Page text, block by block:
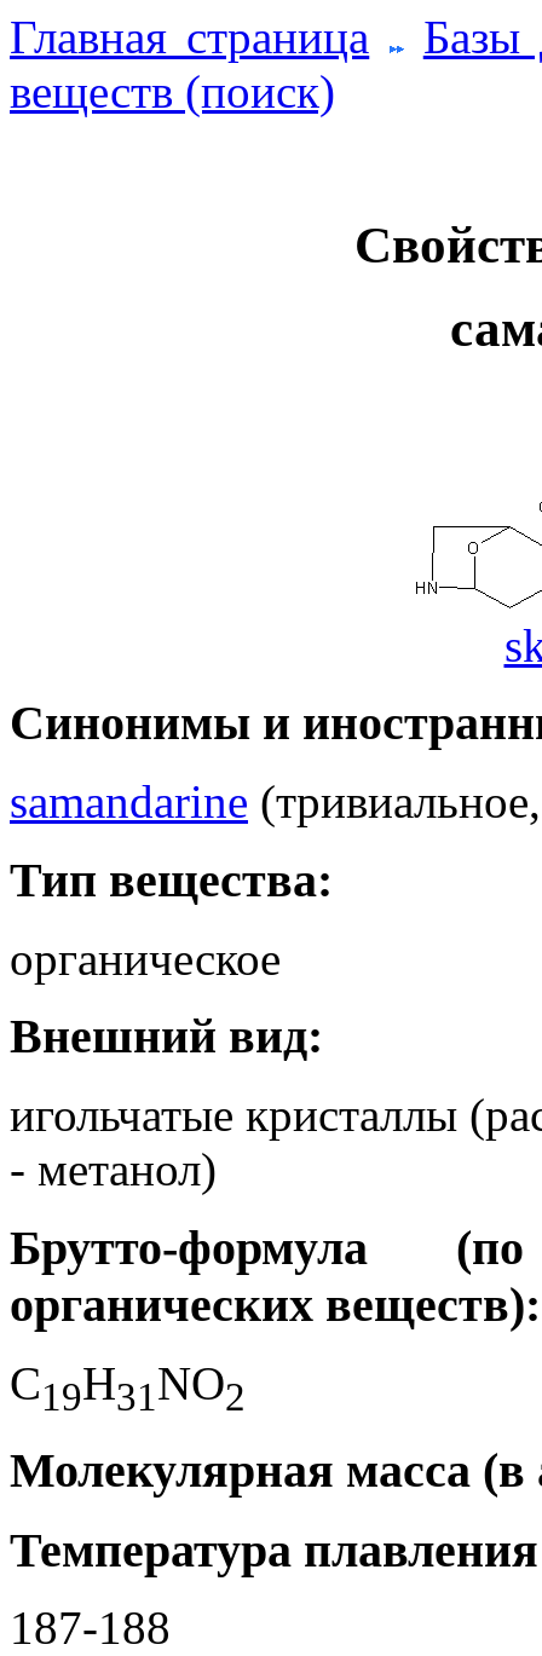
Главная страница
Базы
веществ (поиск)
Синонимы и
samandarine
Тип вещества:
органическое
Внешний вид:
игольчатые кристаллы
- метанол)
Брутто-формула
органических веществ):
C19H31NO2
Молекулярная масса (в
Температура
187-188